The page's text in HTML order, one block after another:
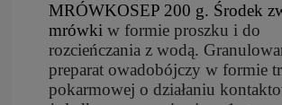
MRÓWKOSEP 200 g. Środek
mrówki w formie proszku i do
rozcieńczania z wodą.
preparat owadobójczy w formie
pokarmowej o działaniu